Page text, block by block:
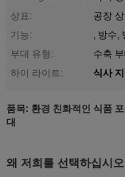
상표:
공장
기능:
, 방수,
부대 유형:
수축
하이 라이트:
식사
품목: 환경 친화적인 식품
대
왜 저희를 선택하십시